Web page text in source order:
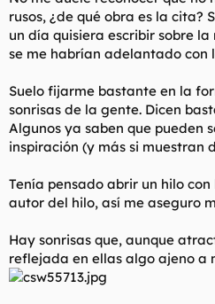
rusos, ¿de qué obra es la cita?
un día quisiera escribir sobre
se me habrían adelantado con
Suelo fijarme bastante en la
sonrisas de la gente. Dicen
Algunos ya saben que pueden
inspiración (y más si muestran
Tenía pensado abrir un hilo
autor del hilo, así me aseguro
Hay sonrisas que, aunque
reflejada en ellas algo ajeno a